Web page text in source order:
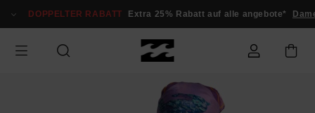
zur
springen
DOPPELTER RABATT Extra 25% Rabatt auf alle angebote* Damen